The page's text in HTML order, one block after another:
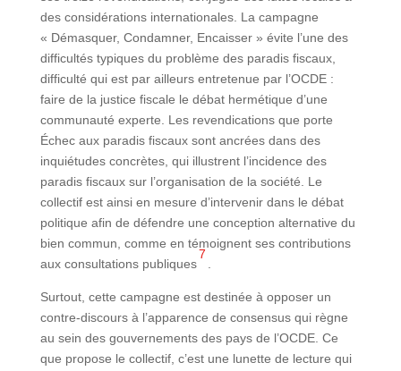
des considérations internationales. La campagne
« Démasquer, Condamner, Encaisser » évite l’une des
difficultés typiques du problème des paradis fiscaux,
difficulté qui est par ailleurs entretenue par l’OCDE :
faire de la justice fiscale le débat hermétique d’une
communauté experte. Les revendications que porte
Échec aux paradis fiscaux sont ancrées dans des
inquiétudes concrètes, qui illustrent l’incidence des
paradis fiscaux sur l’organisation de la société. Le
collectif est ainsi en mesure d’intervenir dans le débat
politique afin de défendre une conception alternative du
bien commun, comme en témoignent ses contributions
aux consultations publiques
7
Surtout, cette campagne est destinée à opposer un
contre-discours à l’apparence de consensus qui règne
au sein des gouvernements des pays de l’OCDE. Ce
que propose le collectif, c’est une lunette de lecture qui